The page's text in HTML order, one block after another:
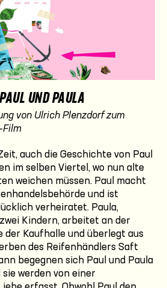
UND PAULA
von Ulrich Plenzdorf zum
Film
auch die Geschichte von Paul
im selben Viertel, wo nun alte
weichen müssen. Paul macht
und ist
verheiratet. Paula,
Kindern, arbeitet an der
der Kaufhalle und überlegt aus
des Reifenhändlers Saft
begegnen sich Paul und Paula
werden von einer